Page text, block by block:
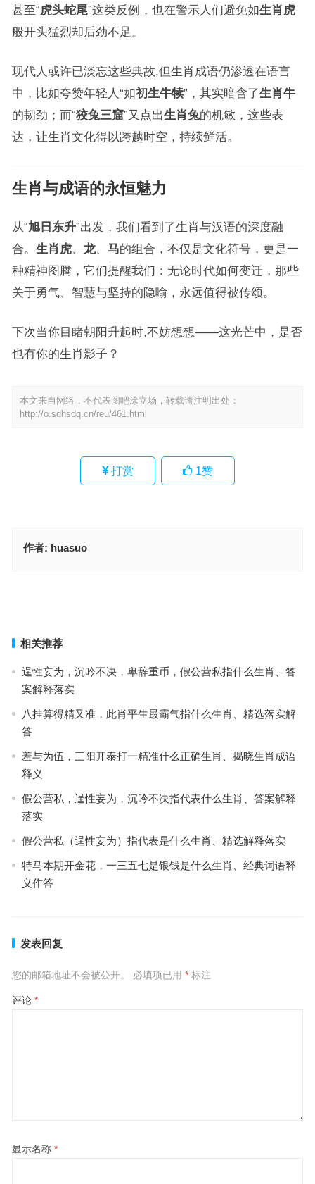
甚至“虎头蛇尾”这类反例，也在警示人们避免如生肖虎
般开头猛烈却后劲不足。
现代人或许已淡忘这些典故,但生肖成语仍渗透在语言
中，比如夸赞年轻人“如初生牛犊”，其实暗含了生肖牛
的韧劲；而“狡兔三窟”又点出生肖兔的机敏，这些表
达，让生肖文化得以跨越时空，持续鲜活。
生肖与成语的永恒魅力
从“旭日东升”出发，我们看到了生肖与汉语的深度融
合。 生肖虎、 龙、 马的组合，不仅是文化符号，更是一
种精神图腾，它们提醒我们：无论时代如何变迁，那些
关于勇气、智慧与坚持的隐喻，永远值得被传颂。
下次当你目睹朝阳升起时,不妨想想——这光芒中，是否
也有你的生肖影子？
本文来自网络，不代表图吧涂立场，转载请注明出处：
http://o.sdhsdq.cn/reu/461.html
打赏 1赞
作者: huasuo
相关推荐
逞性妄为，沉吟不决，卑辞重币，假公营私指什么生肖、答
案解释落实
八挂算得精又准，此肖平生最霸气指什么生肖、精选落实解
答
羞与为伍，三阳开泰打一精准什么正确生肖、揭晓生肖成语
释义
假公营私，逞性妄为，沉吟不决指代表什么生肖、答案解释
落实
假公营私（逞性妄为）指代表是什么生肖、精选解释落实
特马本期开金花，一三五七是银钱是什么生肖、经典词语释
义作答
发表回复
您的邮箱地址不会被公开。 必填项已用 *标注
评论 *
显示名称 *